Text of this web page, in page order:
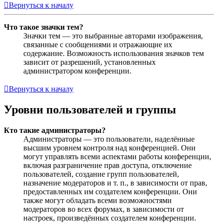
Вернуться к началу
Что такое значки тем?
Значки тем — это выбранные авторами изображения,
связанные с сообщениями и отражающие их
содержание. Возможность использования значков тем
зависит от разрешений, установленных
администратором конференции.
Вернуться к началу
Уровни пользователей и группы
Кто такие администраторы?
Администраторы — это пользователи, наделённые
высшим уровнем контроля над конференцией. Они
могут управлять всеми аспектами работы конференции,
включая разграничение прав доступа, отключение
пользователей, создание групп пользователей,
назначение модераторов и т. п., в зависимости от прав,
предоставленных им создателем конференции. Они
также могут обладать всеми возможностями
модераторов во всех форумах, в зависимости от
настроек, произведённых создателем конференции.